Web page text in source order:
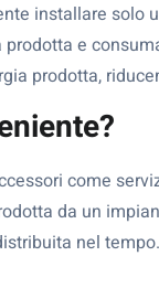
installare solo
e
prodotta,
come
da un
nel